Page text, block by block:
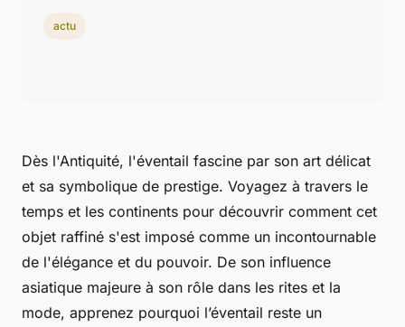
Dès l'Antiquité, l'éventail fascine par son art délicat
et sa symbolique de prestige. Voyagez à travers le
temps et les continents pour découvrir comment cet
objet raffiné s'est imposé comme un incontournable
de l'élégance et du pouvoir. De son influence
asiatique majeure à son rôle dans les rites et la
mode, apprenez pourquoi l’éventail reste un
actu